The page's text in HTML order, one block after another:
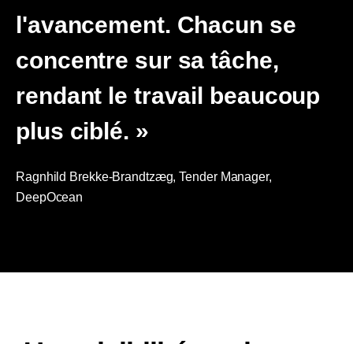
l'avancement. Chacun se
concentre sur sa tâche,
rendant le travail beaucoup
plus ciblé. »
Ragnhild Brekke-Brandtzæg,Tender Manager,
DeepOcean